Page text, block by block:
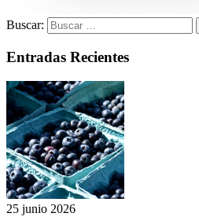
Buscar:
Entradas Recientes
25 junio 2026